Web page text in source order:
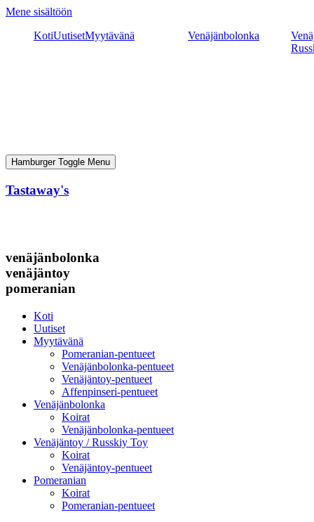
Mene sisältöön
KotiUutisetMyytävänä Venäjänbolonka
Hamburger Toggle Menu
Tastaway's
venäjänbolonka
venäjäntoy
pomeranian
Koti
Uutiset
Myytävänä
Pomeranian-pentueet
Venäjänbolonka-pentueet
Venäjäntoy-pentueet
Affenpinseri-pentueet
Venäjänbolonka
Koirat
Venäjänbolonka-pentueet
Venäjäntoy / Russkiy Toy
Koirat
Venäjäntoy-pentueet
Pomeranian
Koirat
Pomeranian-pentueet